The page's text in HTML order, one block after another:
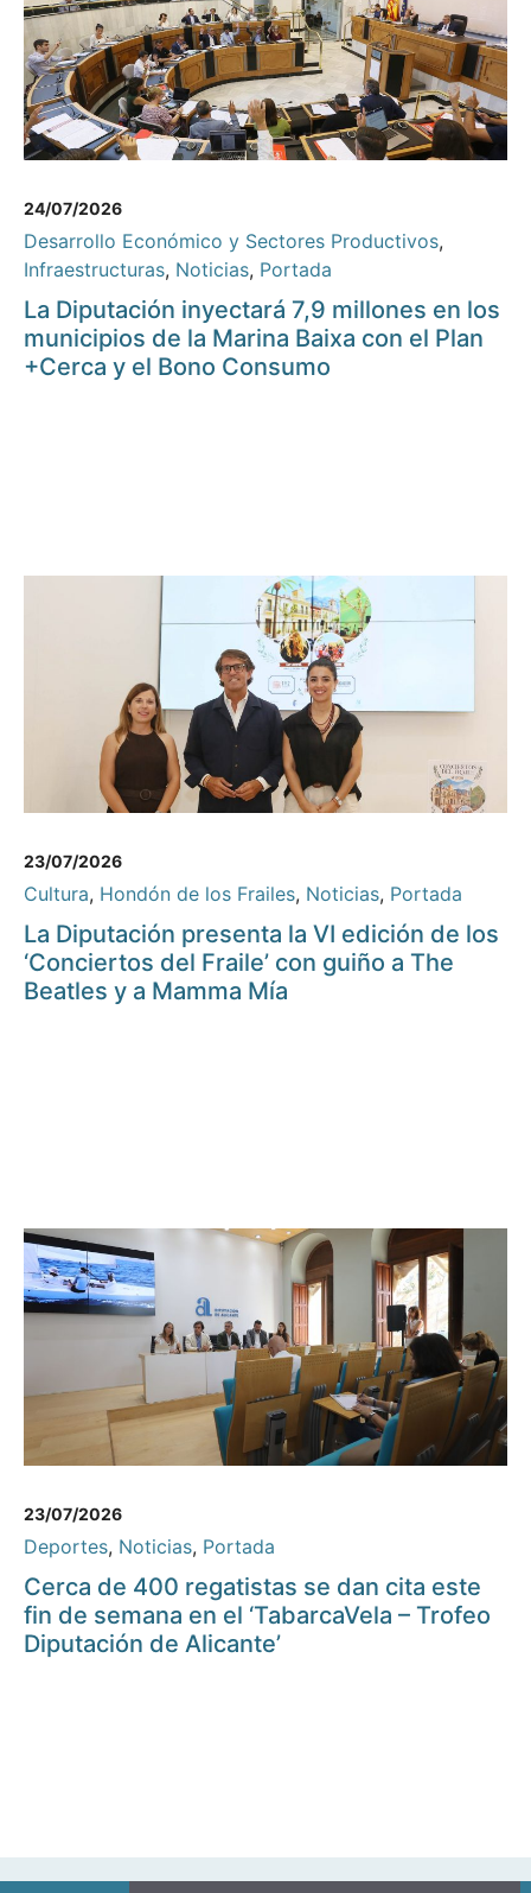
24/07/2026
Desarrollo Económico y Sectores Productivos,
Infraestructuras, Noticias, Portada
La Diputación inyectará 7,9 millones en los
municipios de la Marina Baixa con el Plan
+Cerca y el Bono Consumo
23/07/2026
Cultura, Hondón de los Frailes, Noticias, Portada
La Diputación presenta la VI edición de los
‘Conciertos del Fraile’ con guiño a The
Beatles y a Mamma Mía
23/07/2026
Deportes, Noticias, Portada
Cerca de 400 regatistas se dan cita este
fin de semana en el ‘TabarcaVela – Trofeo
Diputación de Alicante’